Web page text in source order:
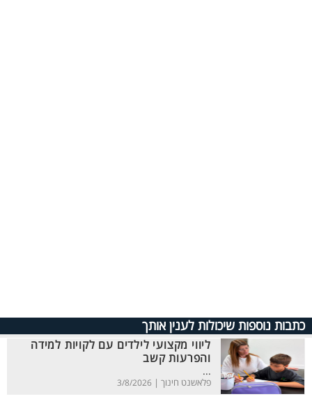
כתבות נוספות שיכולות לענין אותך
ליווי מקצועי לילדים עם לקויות למידה
והפרעות קשב
...
פלאשנט חינוך | 3/8/2026